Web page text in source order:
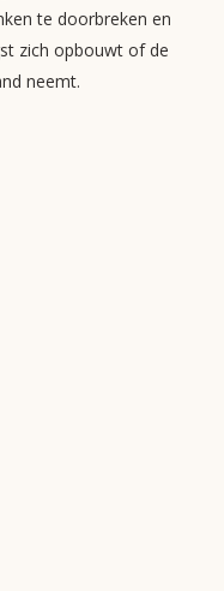
te doorbreken en
zich opbouwt of de
neemt.